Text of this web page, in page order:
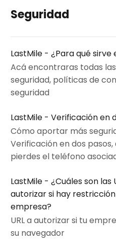
Seguridad
LastMile - ¿Para qué sirve
Acá encontraras todas
seguridad, políticas de
seguridad
LastMile - Verificación en
Cómo aportar más
Verificación en dos
pierdes el teléfono
LastMile - ¿Cuáles son las
autorizar si hay
empresa?
URL a autorizar si tu
su navegador